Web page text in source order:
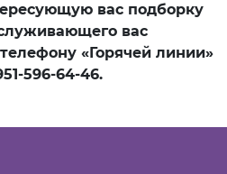
вас подборку
вас
«Горячей линии»
596-64-46.